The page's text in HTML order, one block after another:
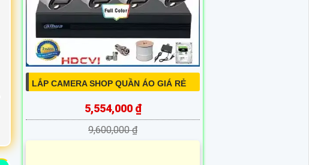
LẮP CAMERA SHOP QUẦN ÁO GIÁ RẺ
5,554,000 ₫
9,600,000 ₫